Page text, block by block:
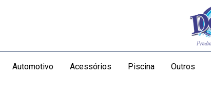
Automotivo Acessórios Piscina Outros